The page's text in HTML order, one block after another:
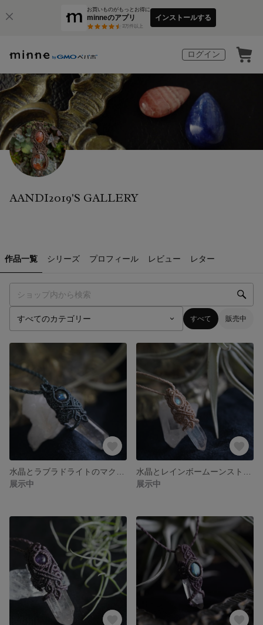
お買いものがもっとお得に
minneのアプリ
3万件以上
インストールする
ログイン
AANDI2019'S GALLERY
作品一覧 シリーズ プロフィール レビュー レター
すべて 販売中
展示中
展示中